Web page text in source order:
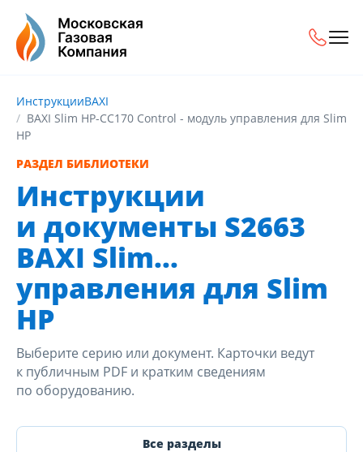
ИнструкцииBAXI
BAXI Slim HP-CC170 Control - модуль управления для Slim
HP
РАЗДЕЛ БИБЛИОТЕКИ
Инструкции
и документы S2663
BAXI Slim...
управления для Slim
HP
Выберите серию или документ. Карточки ведут
к публичным PDF и кратким сведениям
по оборудованию.
Все разделы